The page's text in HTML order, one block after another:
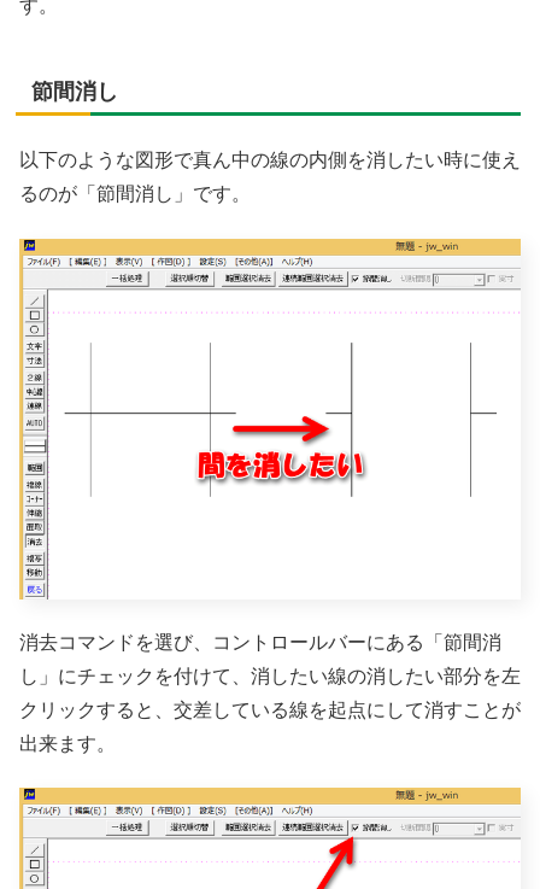
す。
節間消し
以下のような図形で真ん中の線の内側を消したい時に使え
るのが「節間消し」です。
消去コマンドを選び、コントロールバーにある「節間消
し」にチェックを付けて、消したい線の消したい部分を左
クリックすると、交差している線を起点にして消すことが
出来ます。